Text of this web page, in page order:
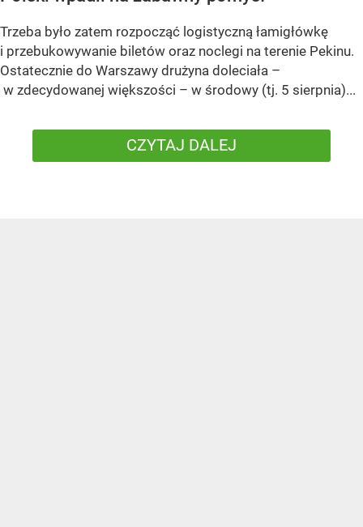
Trzeba było zatem rozpocząć logistyczną łamigłówkę
i przebukowywanie biletów oraz noclegi na terenie Pekinu.
Ostatecznie do Warszawy drużyna doleciała –
w zdecydowanej większości – w środowy (tj. 5 sierpnia)...
CZYTAJ DALEJ